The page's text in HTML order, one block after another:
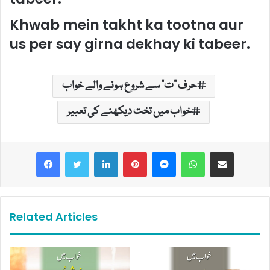
Khwab mein takht ka tootna aur
us per say girna dekhay ki tabeer.
حرف "ت" سے شروع ہونے والے خواب
خواب میں تخت دیکھنے کی تعبیر
LinkedInPinterestMessengerWhatsAppShare via Email
Related Articles